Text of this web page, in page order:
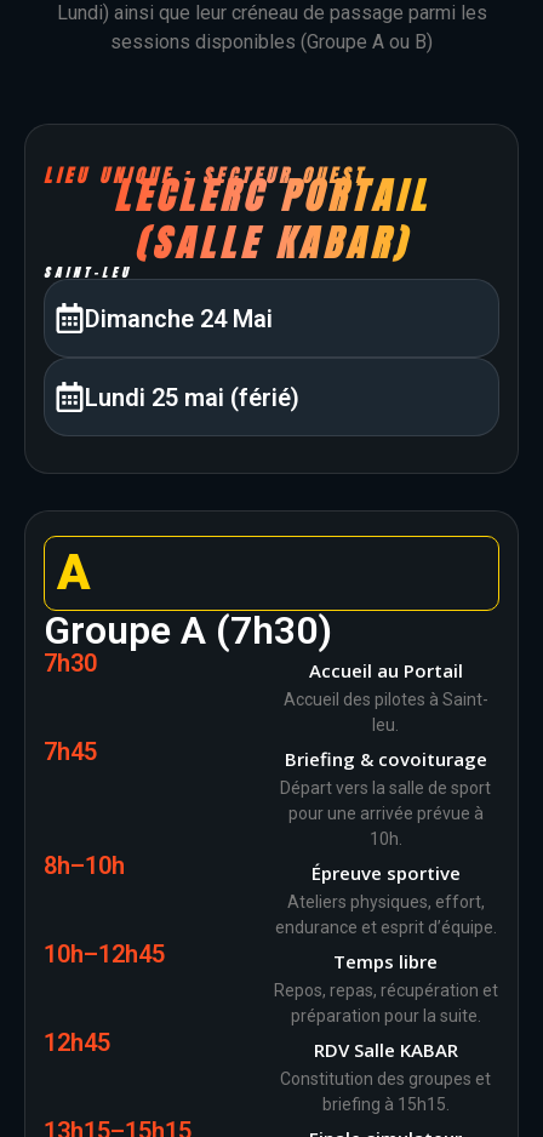
Lundi) ainsi que leur créneau de passage parmi les
sessions disponibles (Groupe A ou B)
LIEU UNIQUE : SECTEUR OUEST
LECLERC PORTAIL
(SALLE KABAR)
SAINT-LEU
Dimanche 24 Mai
Lundi 25 mai (férié)
A
Groupe A (7h30)
7h30 Accueil au Portail
Accueil des pilotes à Saint-
leu.
7h45 Briefing & covoiturage
Départ vers la salle de sport
pour une arrivée prévue à
10h.
8h–10h Épreuve sportive
Ateliers physiques, effort,
endurance et esprit d’équipe.
10h–12h45 Temps libre
Repos, repas, récupération et
préparation pour la suite.
12h45 RDV Salle KABAR
Constitution des groupes et
briefing à 15h15.
13h15–15h15